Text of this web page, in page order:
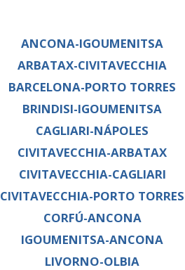
ANCONA-IGOUMENITSA
ARBATAX-CIVITAVECCHIA
BARCELONA-PORTO TORRES
BRINDISI-IGOUMENITSA
CAGLIARI-NÁPOLES
CIVITAVECCHIA-ARBATAX
CIVITAVECCHIA-CAGLIARI
CIVITAVECCHIA-PORTO TORRES
CORFÚ-ANCONA
IGOUMENITSA-ANCONA
LIVORNO-OLBIA